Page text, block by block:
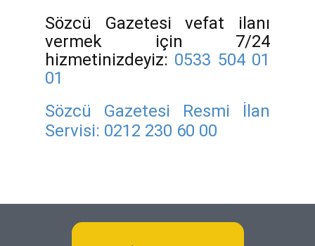
Sözcü Gazetesi vefat ilanı
vermek için 7/24
hizmetinizdeyiz: 0533 504 01
01
Sözcü Gazetesi Resmi İlan
Servisi: 0212 230 60 00